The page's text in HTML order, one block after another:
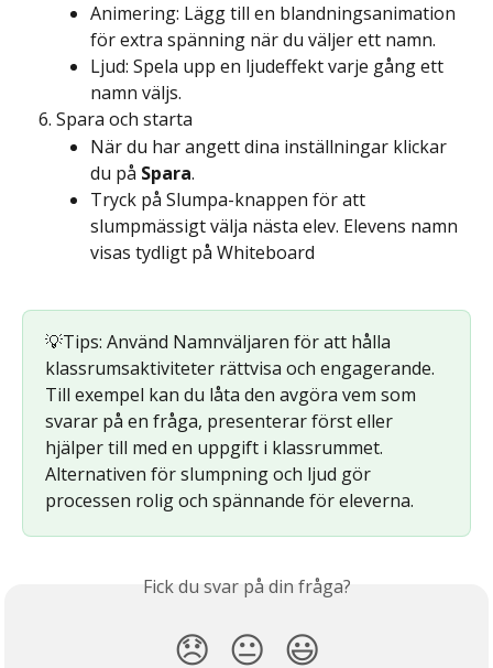
Animering: Lägg till en blandningsanimation
för extra spänning när du väljer ett namn.
Ljud: Spela upp en ljudeffekt varje gång ett
namn väljs.
Spara och starta
När du har angett dina inställningar klickar
du på Spara.
Tryck på Slumpa-knappen för att
slumpmässigt välja nästa elev. Elevens namn
visas tydligt på Whiteboard
💡Tips: Använd Namnväljaren för att hålla
klassrumsaktiviteter rättvisa och engagerande.
Till exempel kan du låta den avgöra vem som
svarar på en fråga, presenterar först eller
hjälper till med en uppgift i klassrummet.
Alternativen för slumpning och ljud gör
processen rolig och spännande för eleverna.
Fick du svar på din fråga?
😞 😐 😃